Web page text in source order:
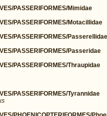
PASSERIFORMES/Mimidae
PASSERIFORMES/Motacillidae
PASSERIFORMES/Passerellidae
PASSERIFORMES/Passeridae
PASSERIFORMES/Thraupidae
PASSERIFORMES/Tyrannidae